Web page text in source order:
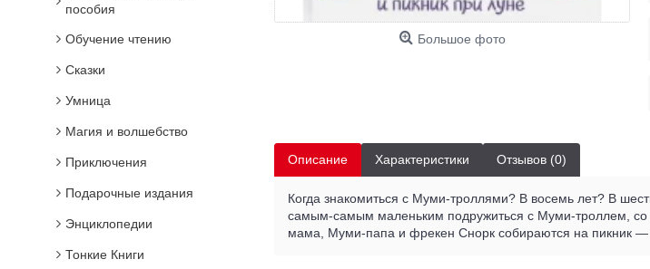
пособия
Обучение чтению
Сказки
Умница
Магия и волшебство
Приключения
Подарочные издания
Энциклопедии
Тонкие Книги
Большое фото
Описание Характеристики Отзывов (0)
Когда знакомиться с Муми-троллями? В восемь лет? В
самым-самым маленьким подружиться с Муми-троллем,
мама, Муми-папа и фрекен Снорк собираются на пикник —